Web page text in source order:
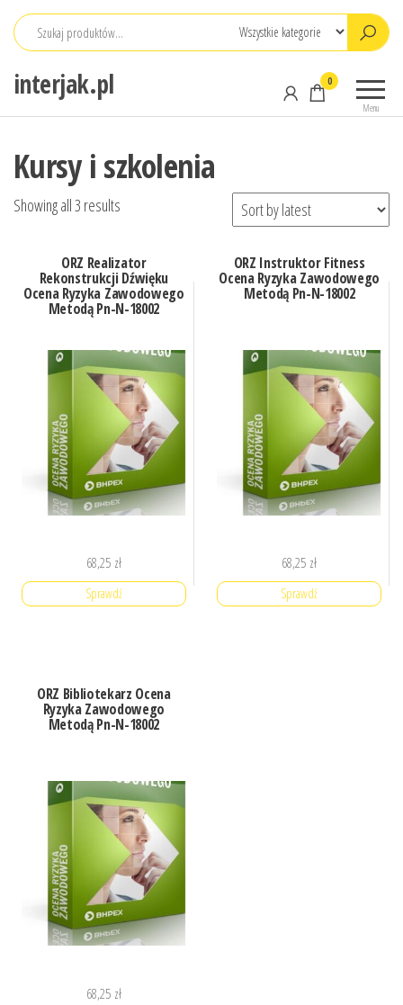
Przejdź
interjak.pl
Menu
0
Kursy i szkolenia
Showing all 3 results
ORZ Realizator
Rekonstrukcji Dźwięku
Ocena Ryzyka Zawodowego
Metodą Pn-N-18002
68,25 zł
Sprawdź
ORZ Instruktor Fitness
Ocena Ryzyka Zawodowego
Metodą Pn-N-18002
68,25 zł
Sprawdź
ORZ Bibliotekarz Ocena
Ryzyka Zawodowego
Metodą Pn-N-18002
68,25 zł